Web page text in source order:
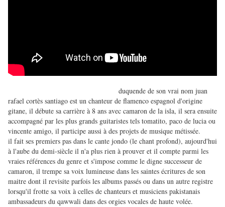
duquende de son vrai nom juan
rafael cortès santiago est un chanteur de flamenco espagnol d'origine
gitane, il débute sa carrière à 8 ans avec camaron de la isla, il sera ensuite
accompagné par les plus grands guitaristes tels tomatito, paco de lucia ou
vincente amigo, il participe aussi à des projets de musique métissée.
il fait ses premiers pas dans le cante jondo (le chant profond), aujourd'hui
à l'aube du demi-siècle il n'a plus rien à prouver et il compte parmi les
vraies références du genre et s'impose comme le digne successeur de
camaron, il trempe sa voix lumineuse dans les saintes écritures de son
maitre dont il revisite parfois les albums passés ou dans un autre registre
lorsqu'il frotte sa voix à celles de chanteurs et musiciens pakistanais
ambassadeurs du qawwali dans des orgies vocales de haute volée.